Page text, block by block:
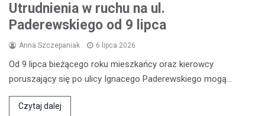
Utrudnienia w ruchu na ul.
Paderewskiego od 9 lipca
Anna Szczepaniak 6 lipca 2026
Od 9 lipca bieżącego roku mieszkańcy oraz kierowcy
poruszający się po ulicy Ignacego Paderewskiego mogą…
Czytaj dalej